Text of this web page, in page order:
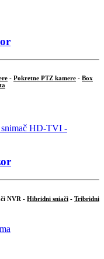
- Pokretne PTZ kamere - Box
NVR - Hibridni sniači - Tribridni